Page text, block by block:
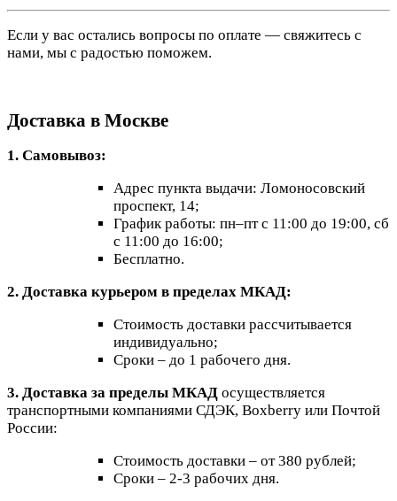
Если у вас остались вопросы по оплате — свяжитесь с
нами, мы с радостью поможем.
Доставка в Москве
1. Самовывоз:
Адрес пункта выдачи: Ломоносовский
проспект, 14;
График работы: пн–пт с 11:00 до 19:00, сб
с 11:00 до 16:00;
Бесплатно.
2. Доставка курьером в пределах МКАД:
Стоимость доставки рассчитывается
индивидуально;
Сроки – до 1 рабочего дня.
3. Доставка за пределы МКАД осуществляется
транспортными компаниями СДЭК, Boxberry или Почтой
России:
Стоимость доставки – от 380 рублей;
Сроки – 2-3 рабочих дня.